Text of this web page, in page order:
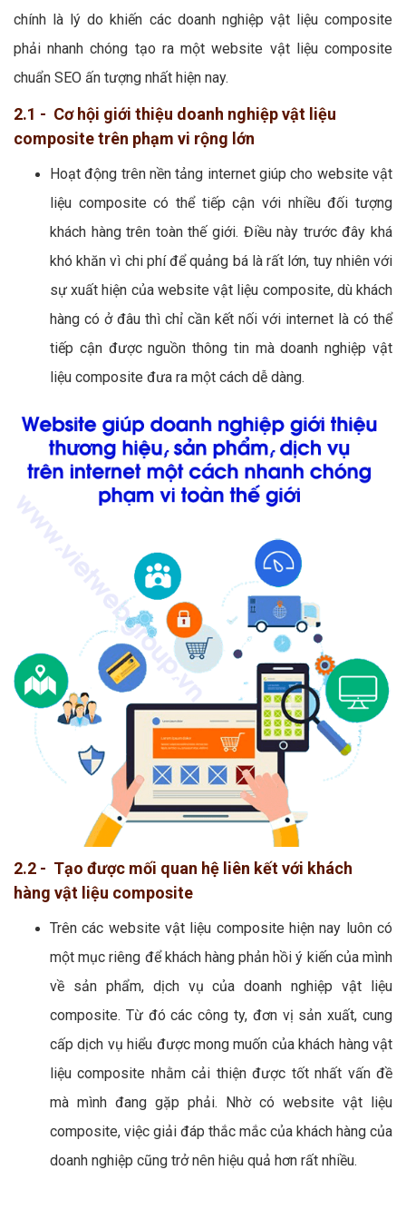
chính là lý do khiến các doanh nghiệp vật liệu composite
phải nhanh chóng tạo ra một website vật liệu composite
chuẩn SEO ấn tượng nhất hiện nay.
2.1 - Cơ hội giới thiệu doanh nghiệp vật liệu
composite trên phạm vi rộng lớn
Hoạt động trên nền tảng internet giúp cho website vật
liệu composite có thể tiếp cận với nhiều đối tượng
khách hàng trên toàn thế giới. Điều này trước đây khá
khó khăn vì chi phí để quảng bá là rất lớn, tuy nhiên với
sự xuất hiện của website vật liệu composite, dù khách
hàng có ở đâu thì chỉ cần kết nối với internet là có thể
tiếp cận được nguồn thông tin mà doanh nghiệp vật
liệu composite đưa ra một cách dễ dàng.
2.2 - Tạo được mối quan hệ liên kết với khách
hàng vật liệu composite
Trên các website vật liệu composite hiện nay luôn có
một mục riêng để khách hàng phản hồi ý kiến của mình
về sản phẩm, dịch vụ của doanh nghiệp vật liệu
composite. Từ đó các công ty, đơn vị sản xuất, cung
cấp dịch vụ hiểu được mong muốn của khách hàng vật
liệu composite nhằm cải thiện được tốt nhất vấn đề
mà mình đang gặp phải. Nhờ có website vật liệu
composite, việc giải đáp thắc mắc của khách hàng của
doanh nghiệp cũng trở nên hiệu quả hơn rất nhiều.